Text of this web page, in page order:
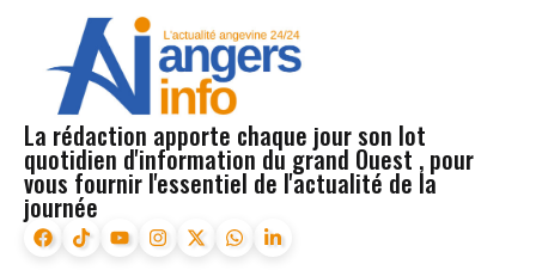
La rédaction apporte chaque jour son lot
quotidien d'information du grand Ouest , pour
vous fournir l'essentiel de l'actualité de la
journée